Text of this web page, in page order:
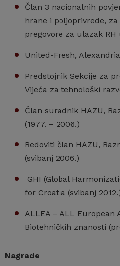
Član 3 nacionalnih
hrane i poljoprivrede,
pregovore za ulazak
United-Fresh,
Predstojnik Sekcije za
Vijeća za tehnološki
Član suradnik HAZU,
(1977. – 2006.)
Redoviti član HAZU,
(svibanj 2006.)
GHI (Global
for Croatia (svibanj 2012.)
ALLEA – ALL European
Biotehničkih znanosti
Nagrade